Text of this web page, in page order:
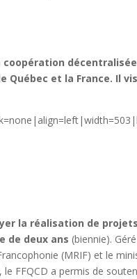
Québec et la France. Il
la réalisation de
de deux ans (biennie).
(MRIF) et le
FFQCD a permis de